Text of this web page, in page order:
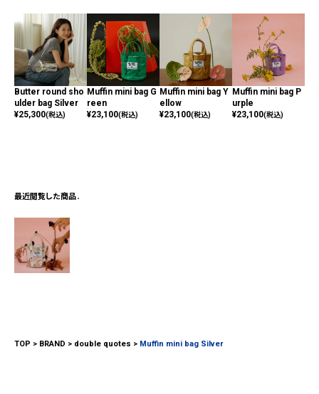
Butter round sho
ulder bag Silver
¥25,300(税込)
Muffin mini bag G
reen
¥23,100(税込)
Muffin mini bag Y
ellow
¥23,100(税込)
Muffin mini bag P
urple
¥23,100(税込)
最近閲覧した商品
TOP BRAND double quotes Muffin mini bag Silver